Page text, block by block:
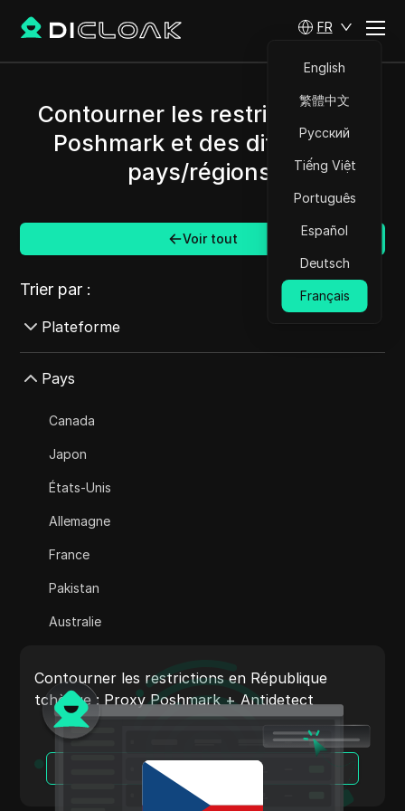
FR
English
繁體中文
Русский
Tiếng Việt
Português
Español
Deutsch
Français
Contourner les restrictions de
Poshmark et des différents
pays/régions.
Voir tout
Trier par :
Plateforme
Apple Pay
ASOS
BestBuy
Pays
Canada
Japon
États-Unis
Allemagne
France
Pakistan
Australie
Italie
Pays-Bas
Vietnam
Portugal
Contourner les restrictions en République
tchèque : Proxy Poshmark + Antidetect
Lire la suite